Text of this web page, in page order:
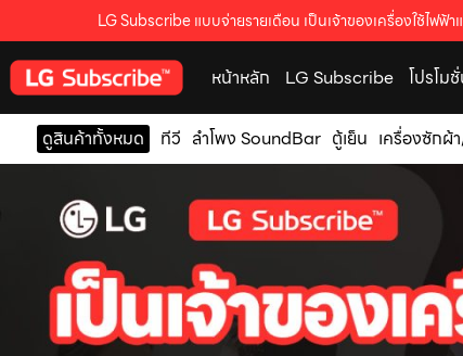
LG Subscribe แบบจ่ายรายเดือน เป็นเจ้าของเครื่องใช้ไฟฟ้
หน้าหลัก LG Subscribe โปรโม
ดูสินค้าทั้งหมด ทีวี ลำโพง SoundBar ตู้เย็น เครื่องซักผ้